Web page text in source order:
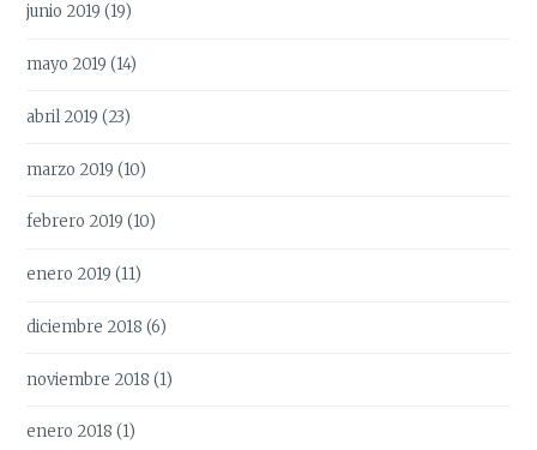
junio 2019 (19)
mayo 2019 (14)
abril 2019 (23)
marzo 2019 (10)
febrero 2019 (10)
enero 2019 (11)
diciembre 2018 (6)
noviembre 2018 (1)
enero 2018 (1)